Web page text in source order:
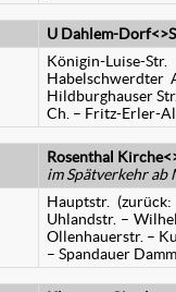
U Dahlem-
Königin-Luise-
Habelschwerdter
Hildburghauser
Ch. – Fritz-Erler-
Rosenthal
im Spätverkehr ab
Hauptstr.
Uhlandstr. –
Ollenhauerstr. –
– Spandauer